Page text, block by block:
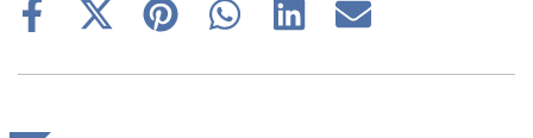
Share
Share
(Twitter)
Share
Share
Share
Share